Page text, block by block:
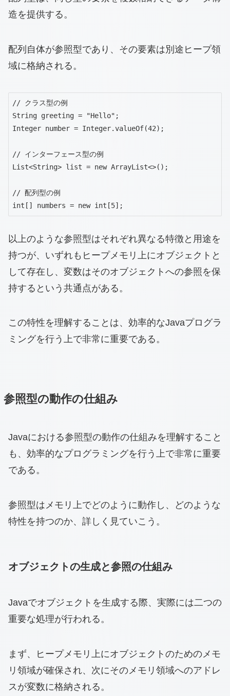
造を提供する。
配列自体が参照型であり、その要素は別途ヒープ領
域に格納される。
// クラス型の例
String greeting = "Hello";
Integer number = Integer.valueOf(42);
// インターフェース型の例
List<String> list = new ArrayList<>();
// 配列型の例
int[] numbers = new int[5];
以上のような参照型はそれぞれ異なる特徴と用途を
持つが、いずれもヒープメモリ上にオブジェクトと
して存在し、変数はそのオブジェクトへの参照を保
持するという共通点がある。
この特性を理解することは、効率的なJavaプログラ
ミングを行う上で非常に重要である。
参照型の動作の仕組み
Javaにおける参照型の動作の仕組みを理解すること
も、効率的なプログラミングを行う上で非常に重要
である。
参照型はメモリ上でどのように動作し、どのような
特性を持つのか、詳しく見ていこう。
オブジェクトの生成と参照の仕組み
Javaでオブジェクトを生成する際、実際には二つの
重要な処理が行われる。
まず、ヒープメモリ上にオブジェクトのためのメモ
リ領域が確保され、次にそのメモリ領域へのアドレ
スが変数に格納される。